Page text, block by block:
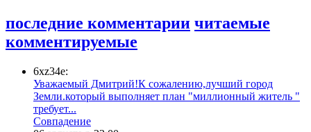
последние комментарии читаемые
комментируемые
6xz34e:
Уважаемый Дмитрий!К сожалению,лучший город
Земли.который выполняет план "миллионный житель "
требует...
​Совпадение